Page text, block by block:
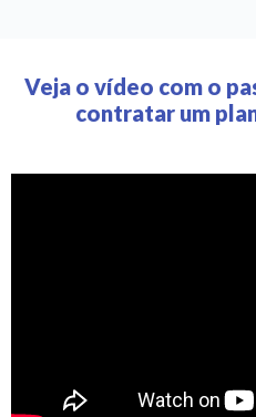
Veja o vídeo com o
contratar um